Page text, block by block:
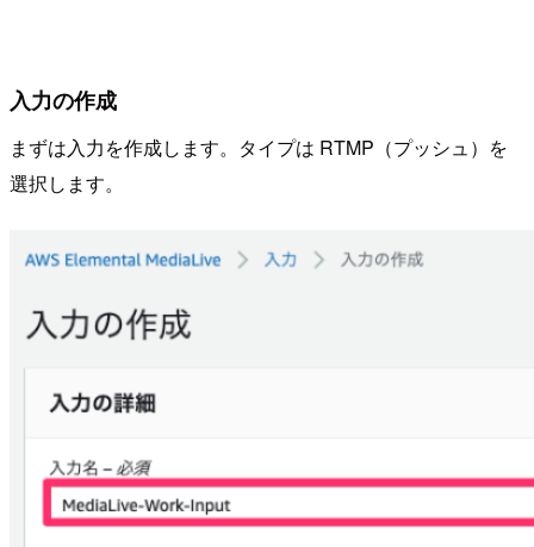
入力の作成
まずは入力を作成します。タイプは RTMP（プッシュ）を
選択します。